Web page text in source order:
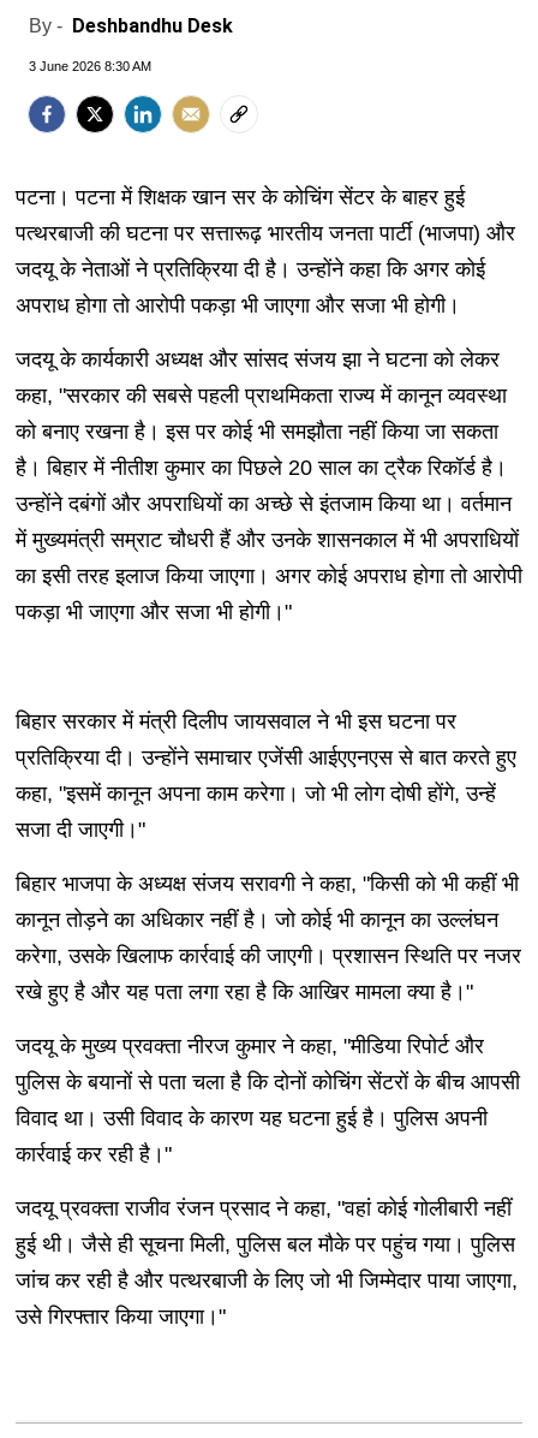
By - Deshbandhu Desk
3 June 2026 8:30 AM
पटना। पटना में शिक्षक खान सर के कोचिंग सेंटर के बाहर हुई
पत्थरबाजी की घटना पर सत्तारूढ़ भारतीय जनता पार्टी (भाजपा) और
जदयू के नेताओं ने प्रतिक्रिया दी है। उन्होंने कहा कि अगर कोई
अपराध होगा तो आरोपी पकड़ा भी जाएगा और सजा भी होगी।
जदयू के कार्यकारी अध्यक्ष और सांसद संजय झा ने घटना को लेकर
कहा, "सरकार की सबसे पहली प्राथमिकता राज्य में कानून व्यवस्था
को बनाए रखना है। इस पर कोई भी समझौता नहीं किया जा सकता
है। बिहार में नीतीश कुमार का पिछले 20 साल का ट्रैक रिकॉर्ड है।
उन्होंने दबंगों और अपराधियों का अच्छे से इंतजाम किया था। वर्तमान
में मुख्यमंत्री सम्राट चौधरी हैं और उनके शासनकाल में भी अपराधियों
का इसी तरह इलाज किया जाएगा। अगर कोई अपराध होगा तो आरोपी
पकड़ा भी जाएगा और सजा भी होगी।"
बिहार सरकार में मंत्री दिलीप जायसवाल ने भी इस घटना पर
प्रतिक्रिया दी। उन्होंने समाचार एजेंसी आईएएनएस से बात करते हुए
कहा, "इसमें कानून अपना काम करेगा। जो भी लोग दोषी होंगे, उन्हें
सजा दी जाएगी।"
बिहार भाजपा के अध्यक्ष संजय सरावगी ने कहा, "किसी को भी कहीं भी
कानून तोड़ने का अधिकार नहीं है। जो कोई भी कानून का उल्लंघन
करेगा, उसके खिलाफ कार्रवाई की जाएगी। प्रशासन स्थिति पर नजर
रखे हुए है और यह पता लगा रहा है कि आखिर मामला क्या है।"
जदयू के मुख्य प्रवक्ता नीरज कुमार ने कहा, "मीडिया रिपोर्ट और
पुलिस के बयानों से पता चला है कि दोनों कोचिंग सेंटरों के बीच आपसी
विवाद था। उसी विवाद के कारण यह घटना हुई है। पुलिस अपनी
कार्रवाई कर रही है।"
जदयू प्रवक्ता राजीव रंजन प्रसाद ने कहा, "वहां कोई गोलीबारी नहीं
हुई थी। जैसे ही सूचना मिली, पुलिस बल मौके पर पहुंच गया। पुलिस
जांच कर रही है और पत्थरबाजी के लिए जो भी जिम्मेदार पाया जाएगा,
उसे गिरफ्तार किया जाएगा।"